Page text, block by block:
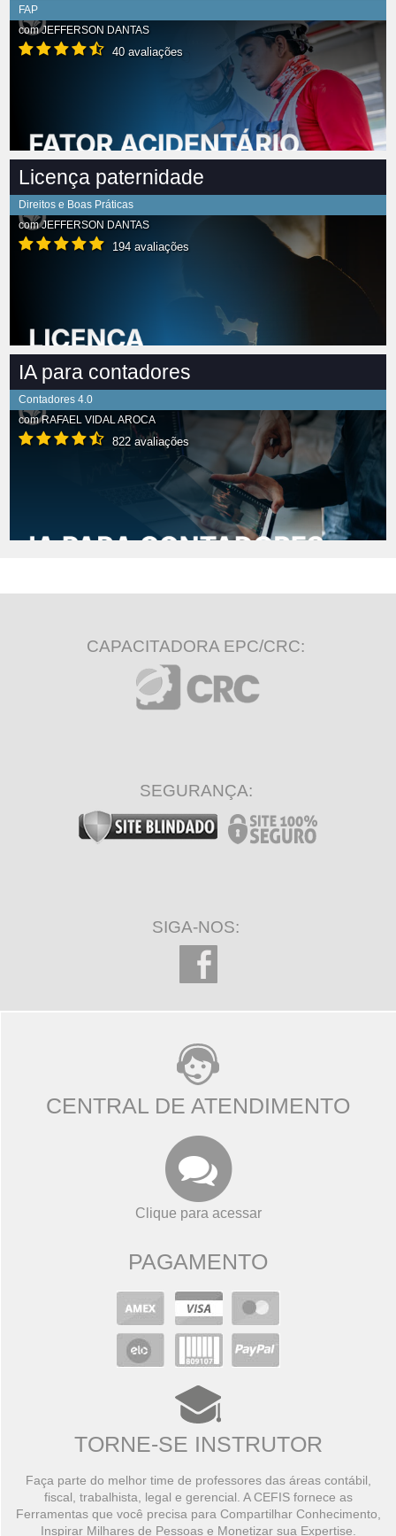
FAP
comJEFFERSON DANTAS
40 avaliações
Licença paternidade
Direitos e Boas Práticas
comJEFFERSON DANTAS
194 avaliações
IA para contadores
Contadores 4.0
comRAFAEL VIDAL AROCA
822 avaliações
CAPACITADORA EPC/CRC:
SEGURANÇA:
SIGA-NOS:
CENTRAL DE ATENDIMENTO
Clique para acessar
PAGAMENTO
TORNE-SE INSTRUTOR
Faça parte do melhor time de professores das áreas contábil,
fiscal, trabalhista, legal e gerencial. A CEFIS fornece as
Ferramentas que você precisa para Compartilhar Conhecimento,
Inspirar Milhares de Pessoas e Monetizar sua Expertise.